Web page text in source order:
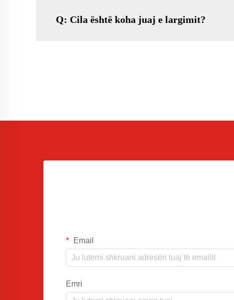
Q: Cila është koha juaj e largimit?
Email
Emri